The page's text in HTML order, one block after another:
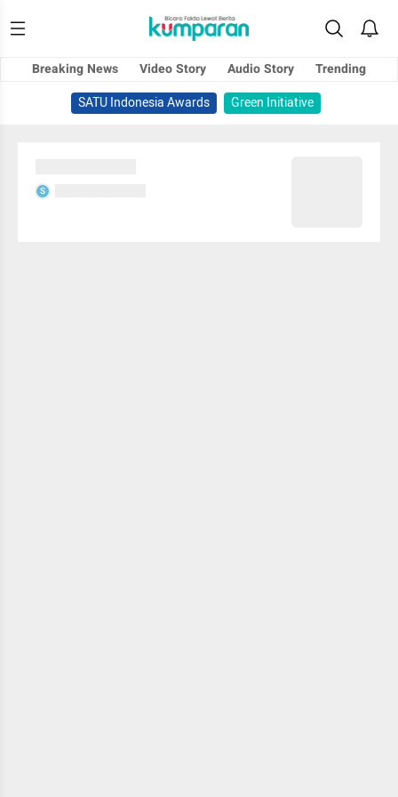
Breaking News Video Story Audio Story
Trending
SATU Indonesia Awards
Green Initiative
S